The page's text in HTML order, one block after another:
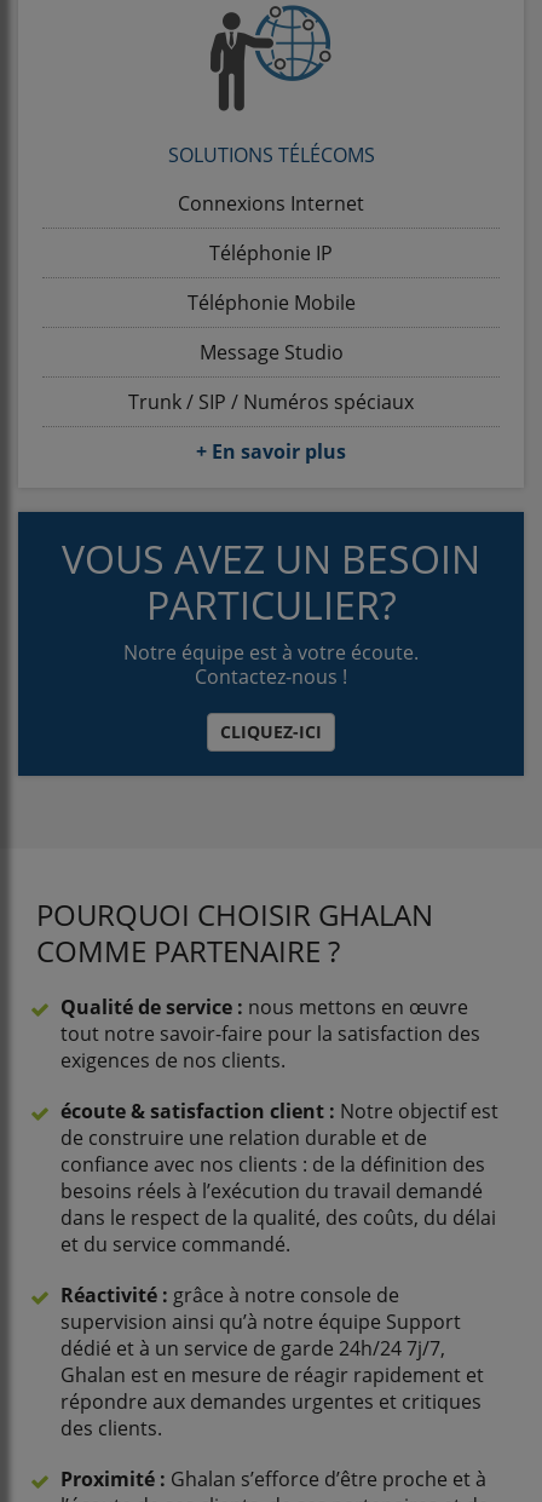
SOLUTIONS TÉLÉCOMS
Connexions Internet
Téléphonie IP
Téléphonie Mobile
Message Studio
Trunk / SIP / Numéros spéciaux
+ En savoir plus
VOUS AVEZ UN BESOIN
PARTICULIER?
Notre équipe est à votre écoute.
Contactez-nous !
CLIQUEZ-ICI
POURQUOI CHOISIR GHALAN
COMME PARTENAIRE ?
Qualité de service : nous mettons en œuvre
tout notre savoir-faire pour la satisfaction des
exigences de nos clients.
écoute & satisfaction client : Notre objectif est
de construire une relation durable et de
confiance avec nos clients : de la définition des
besoins réels à l’exécution du travail demandé
dans le respect de la qualité, des coûts, du délai
et du service commandé.
Réactivité : grâce à notre console de
supervision ainsi qu’à notre équipe Support
dédié et à un service de garde 24h/24 7j/7,
Ghalan est en mesure de réagir rapidement et
répondre aux demandes urgentes et critiques
des clients.
Proximité : Ghalan s’efforce d’être proche et à